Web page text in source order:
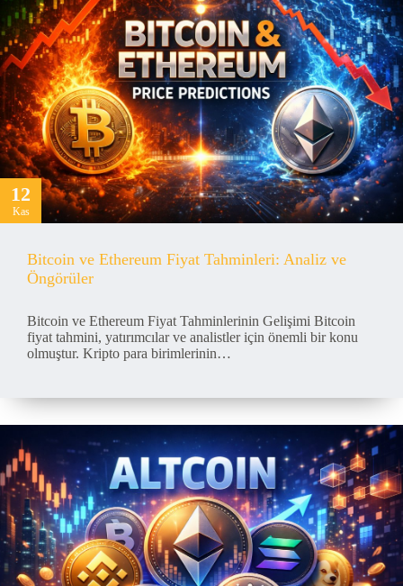
12
Kas
Bitcoin ve Ethereum Fiyat Tahminleri: Analiz ve
Öngörüler
Bitcoin ve Ethereum Fiyat Tahminlerinin Gelişimi Bitcoin
fiyat tahmini, yatırımcılar ve analistler için önemli bir konu
olmuştur. Kripto para birimlerinin…